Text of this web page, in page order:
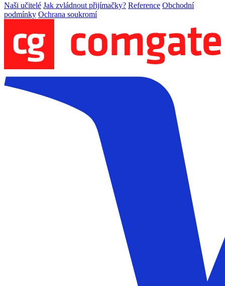
Naši učitelé Jak zvládnout přijímačky? Reference Obchodní
podmínky Ochrana soukromí